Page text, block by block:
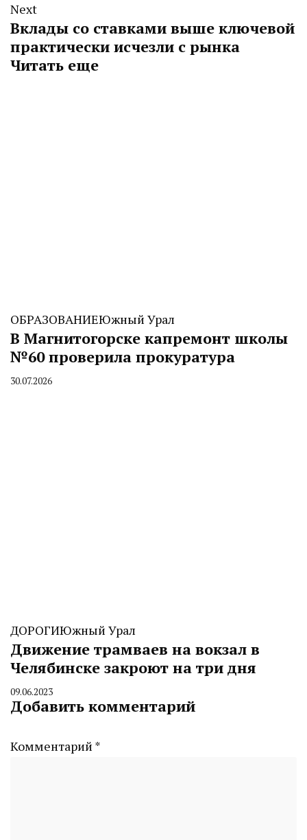
Next
Вклады со ставками выше ключевой
практически исчезли с рынка
Читать еще
ОБРАЗОВАНИЕЮжный Урал
В Магнитогорске капремонт школы
№60 проверила прокуратура
By
30.07.2026
ДОРОГИЮжный Урал
Движение трамваев на вокзал в
Челябинске закроют на три дня
By
CHELINDUSTRY
09.06.2023
Добавить комментарий
Комментарий *